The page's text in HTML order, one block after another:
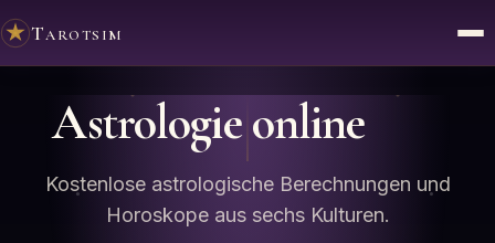
Tarotsim
Astrologie online
Kostenlose astrologische Berechnungen und
Horoskope aus sechs Kulturen.